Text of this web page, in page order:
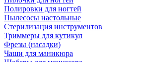
Полировки для ногтей
Пылесосы настольные
Стерилизация инструментов
Триммеры для кутикул
Фрезы (насадки)
Чаши для маникюра